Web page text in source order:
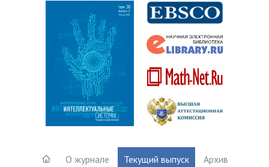
О журнале Текущий выпуск
Архив